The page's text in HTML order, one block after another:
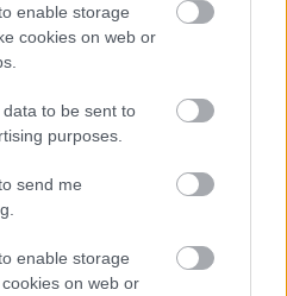
enable storage
cookies on web or
to be sent to
purposes.
send me
enable storage
on web or